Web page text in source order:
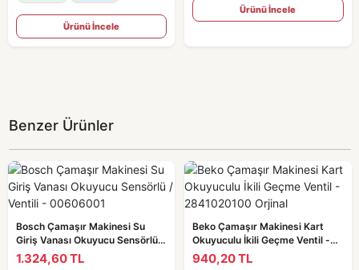
Ürünü İncele
Ürünü İncele
Benzer Ürünler
Bosch Çamaşır Makinesi Su
Giriş Vanası Okuyucu Sensörlü /
Ventili - 00606001
1.324,60 TL
Beko Çamaşır Makinesi Kart
Okuyuculu İkili Geçme Ventil -
2841020100 Orjinal
940,20 TL